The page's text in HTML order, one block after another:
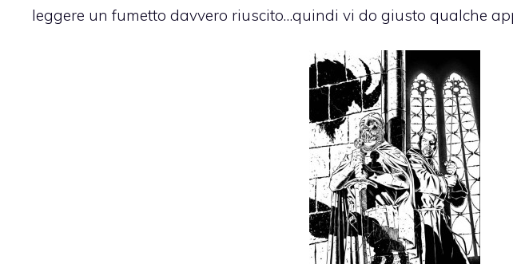
leggere un fumetto davvero riuscito…quindi vi do giusto qualche